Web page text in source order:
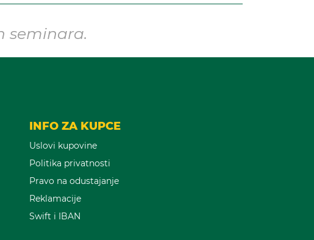
seminara.
INFO ZA KUPCE
Uslovi kupovine
Politika privatnosti
Pravo na odustajanje
Reklamacije
Swift i IBAN